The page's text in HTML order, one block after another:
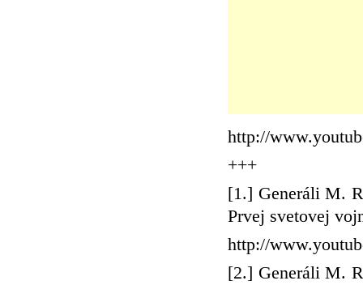
http://
+++
[1.] Generáli M.
Prvej svetovej
http://
[2.] Generáli M.